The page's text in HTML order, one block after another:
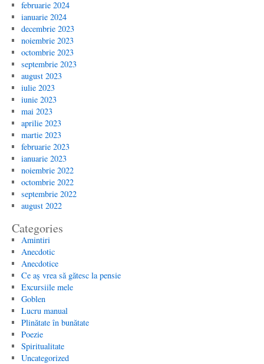
februarie 2024
ianuarie 2024
decembrie 2023
noiembrie 2023
octombrie 2023
septembrie 2023
august 2023
iulie 2023
iunie 2023
mai 2023
aprilie 2023
martie 2023
februarie 2023
ianuarie 2023
noiembrie 2022
octombrie 2022
septembrie 2022
august 2022
Categories
Amintiri
Anecdotic
Anecdotice
Ce aș vrea să gătesc la pensie
Excursiile mele
Goblen
Lucru manual
Plinătate în bunătate
Poezie
Spiritualitate
Uncategorized